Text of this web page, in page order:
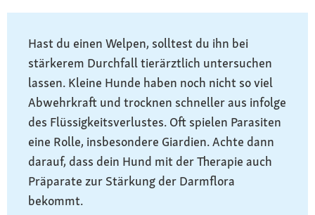
Hast du einen Welpen, solltest du ihn bei
stärkerem Durchfall tierärztlich untersuchen
lassen. Kleine Hunde haben noch nicht so viel
Abwehrkraft und trocknen schneller aus infolge
des Flüssigkeitsverlustes. Oft spielen Parasiten
eine Rolle, insbesondere Giardien. Achte dann
darauf, dass dein Hund mit der Therapie auch
Präparate zur Stärkung der Darmflora
bekommt.